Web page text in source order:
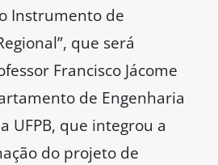
Instrumento de
que será
Francisco Jácome
de Engenharia
UFPB, que integrou a
do projeto de